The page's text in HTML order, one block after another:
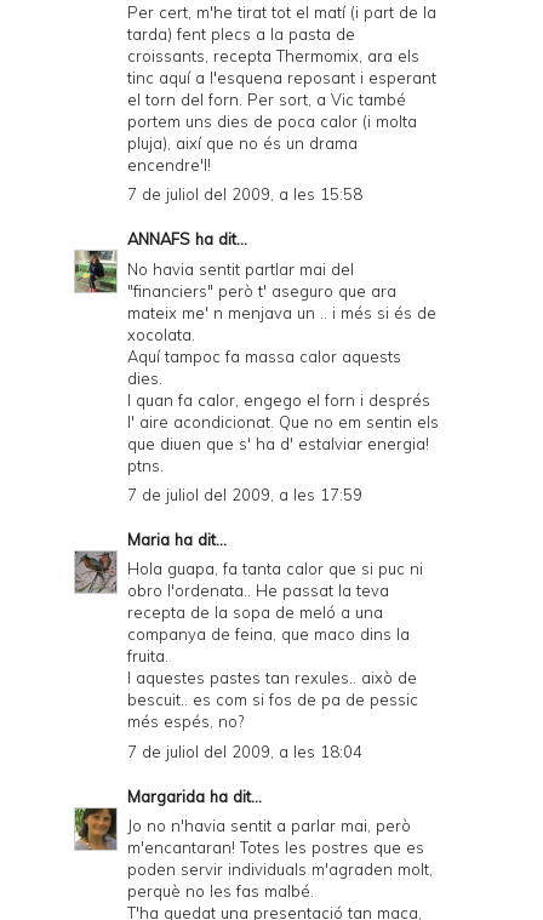
Per cert, m'he tirat tot el matí (i part de la
tarda) fent plecs a la pasta de
croissants, recepta Thermomix, ara els
tinc aquí a l'esquena reposant i esperant
el torn del forn. Per sort, a Vic també
portem uns dies de poca calor (i molta
pluja), així que no és un drama
encendre'l!
7 de juliol del 2009, a les 15:58
ANNAFS ha dit...
No havia sentit partlar mai del
"financiers" però t' aseguro que ara
mateix me' n menjava un .. i més si és de
xocolata.
Aquí tampoc fa massa calor aquests
dies.
I quan fa calor, engego el forn i després
l' aire acondicionat. Que no em sentin els
que diuen que s' ha d' estalviar energia!
ptns.
7 de juliol del 2009, a les 17:59
Maria ha dit...
Hola guapa, fa tanta calor que si puc ni
obro l'ordenata.. He passat la teva
recepta de la sopa de meló a una
companya de feina, que maco dins la
fruita.
I aquestes pastes tan rexules.. això de
bescuit.. es com si fos de pa de pessic
més espés, no?
7 de juliol del 2009, a les 18:04
Margarida ha dit...
Jo no n'havia sentit a parlar mai, però
m'encantaran! Totes les postres que es
poden servir individuals m'agraden molt,
perquè no les fas malbé.
T'ha quedat una presentació tan maca,